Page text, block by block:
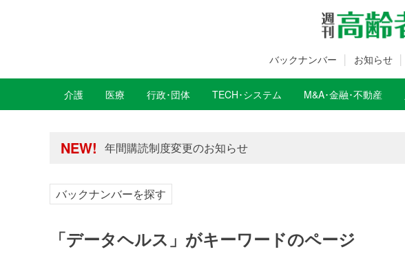
バックナンバー お知らせ
介護 医療 行政･団体 TECH･システム M&A･金融･不動産
NEW!
年間購読制度変更のお知らせ
年間購読制度変更のお知らせ
バックナンバーを探す
「データヘルス」がキーワードのページ